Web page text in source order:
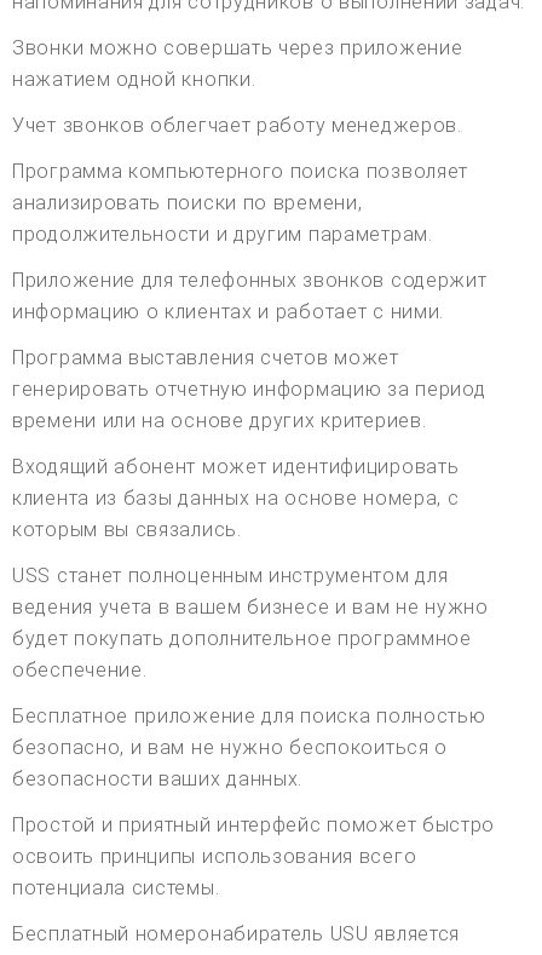
Звонки можно совершать через приложение
нажатием одной кнопки.
Учет звонков облегчает работу менеджеров.
Программа компьютерного поиска позволяет
анализировать поиски по времени,
продолжительности и другим параметрам.
Приложение для телефонных звонков содержит
информацию о клиентах и работает с ними.
Программа выставления счетов может
генерировать отчетную информацию за период
времени или на основе других критериев.
Входящий абонент может идентифицировать
клиента из базы данных на основе номера, с
которым вы связались.
USS станет полноценным инструментом для
ведения учета в вашем бизнесе и вам не нужно
будет покупать дополнительное программное
обеспечение.
Бесплатное приложение для поиска полностью
безопасно, и вам не нужно беспокоиться о
безопасности ваших данных.
Простой и приятный интерфейс поможет быстро
освоить принципы использования всего
потенциала системы.
Бесплатный номеронабиратель USU является